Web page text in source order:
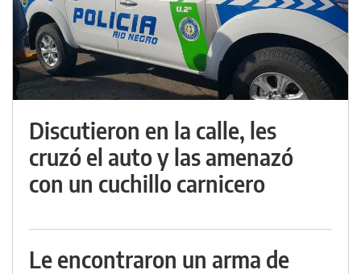
Discutieron en la calle, les
cruzó el auto y las amenazó
con un cuchillo carnicero
Le encontraron un arma de